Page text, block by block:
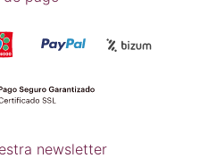
newsletter